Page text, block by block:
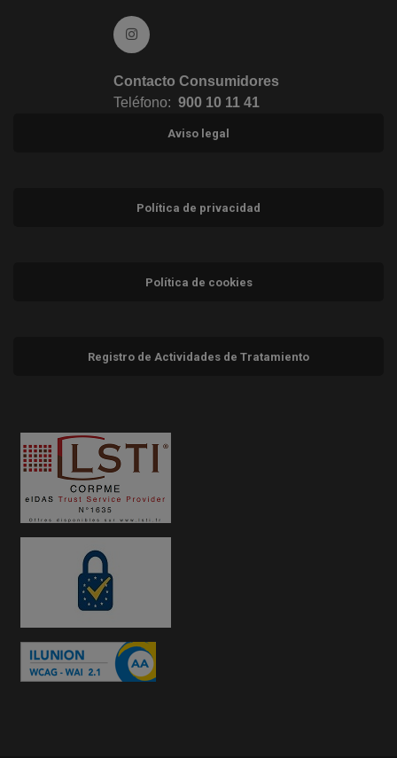
Ir a Instagram (abre en ventana nueva)
Contacto Consumidores
Teléfono: 900 10 11 41
Aviso legal
Política de privacidad
Política de cookies
Registro de Actividades de Tratamiento